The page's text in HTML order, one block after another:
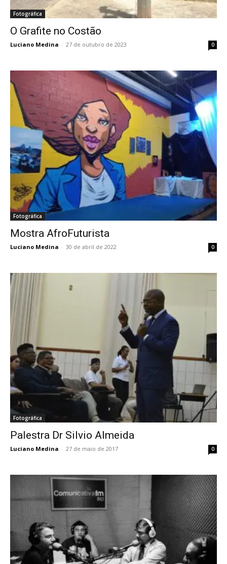
Fotográfica
O Grafite no Costão
Luciano Medina - 27 de outubro de 2023 0
Fotográfica
Mostra AfroFuturista
Luciano Medina - 30 de abril de 2022 0
Fotográfica
Palestra Dr Silvio Almeida
Luciano Medina - 27 de maio de 2017 0